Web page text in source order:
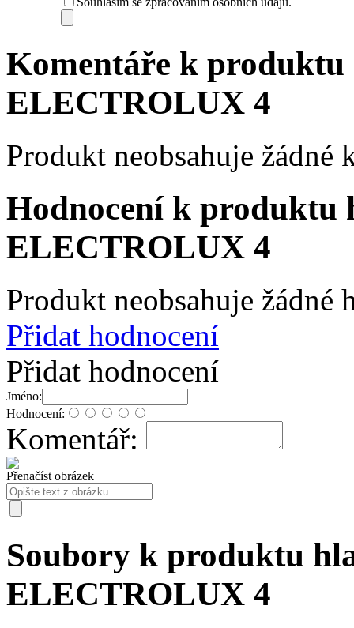
Komentáře k produktu
ELECTROLUX 4
Produkt neobsahuje žádné
Hodnocení k produktu
ELECTROLUX 4
Produkt neobsahuje žádné
Přidat hodnocení
Přidat hodnocení
Jméno:
Hodnocení:
Komentář:
Přenačíst obrázek
Soubory k produktu
ELECTROLUX 4